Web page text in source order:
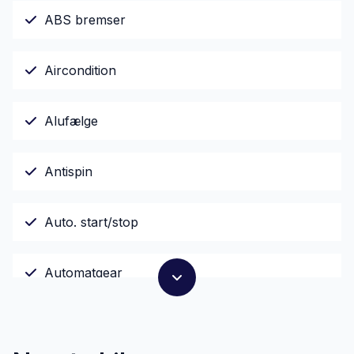
ABS bremser
Aircondition
Alufælge
Antispin
Auto. start/stop
Automatgear